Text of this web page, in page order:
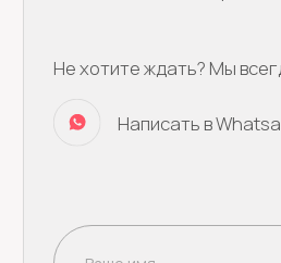
Смотреть все
Муссовые торты